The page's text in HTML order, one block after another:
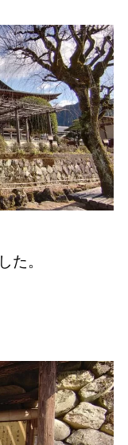
た。